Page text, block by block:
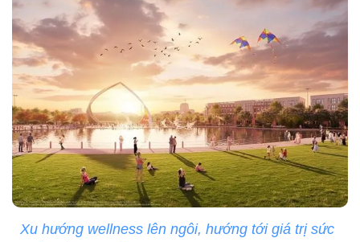
Xu hướng wellness lên ngôi, hướng tới giá trị sức